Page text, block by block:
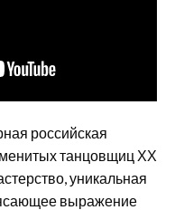
российская
танцовщиц ХХ
уникальная
выражение